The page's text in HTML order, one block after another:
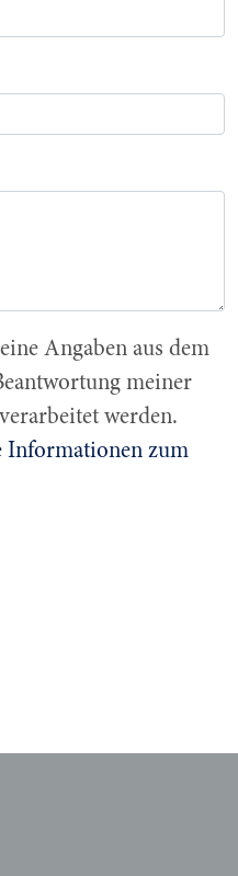
Angaben aus dem
meiner
werden.
Informationen zum